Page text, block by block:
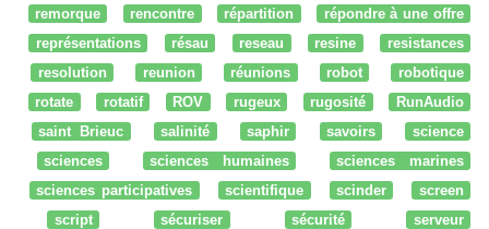
remorque
rencontre répartition
répondre à une offre
représentations
résau reseau resine
resistances
resolution
reunion réunions robot
robotique
rotate
rotatif ROV rugeux rugosité
RunAudio
saint Brieuc
salinité saphir savoirs
science
sciences
sciences humaines
sciences marines
sciences participatives
scientifique scinder
screen
script
sécuriser sécurité
serveur